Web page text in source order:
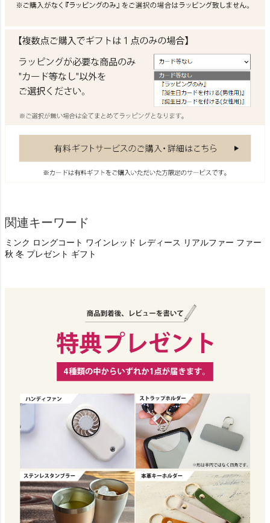
関連キーワード
ミンク ロングコート ワインレッド レディース リアルファー ファー
秋 冬 プレゼント ギフト